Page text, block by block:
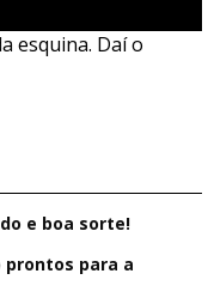
esquina. Daí o
e boa sorte!
prontos para a